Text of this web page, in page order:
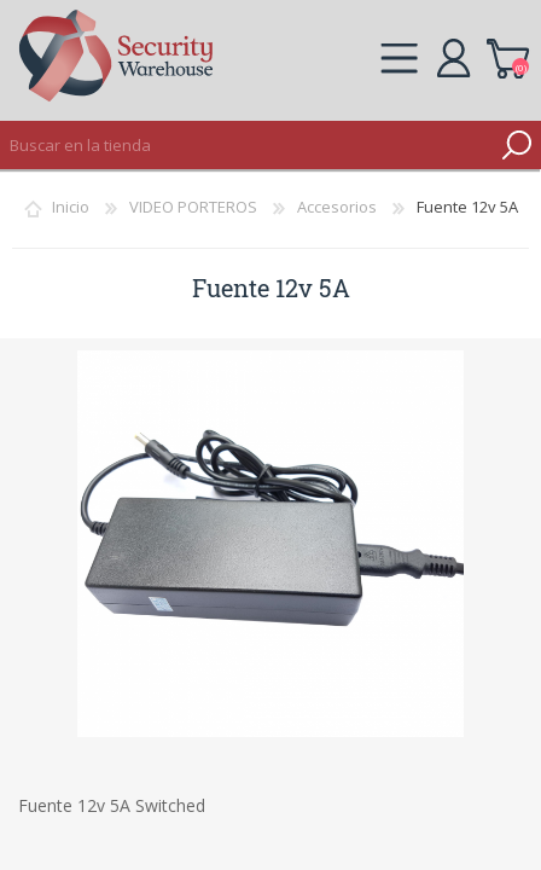
(0)
Inicio VIDEO PORTEROS Accesorios Fuente 12v 5A
Fuente 12v 5A
Fuente 12v 5A Switched